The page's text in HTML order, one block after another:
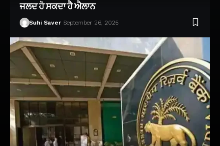
ਜਲਦ ਹੋ ਸਕਦਾ ਹੈ ਐਲਾਨ
Suhi Saver September 26, 2025